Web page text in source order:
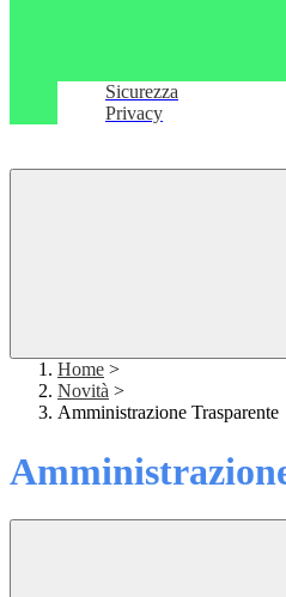
Sicurezza
Privacy
Home >
Novità >
Amministrazione Trasparente